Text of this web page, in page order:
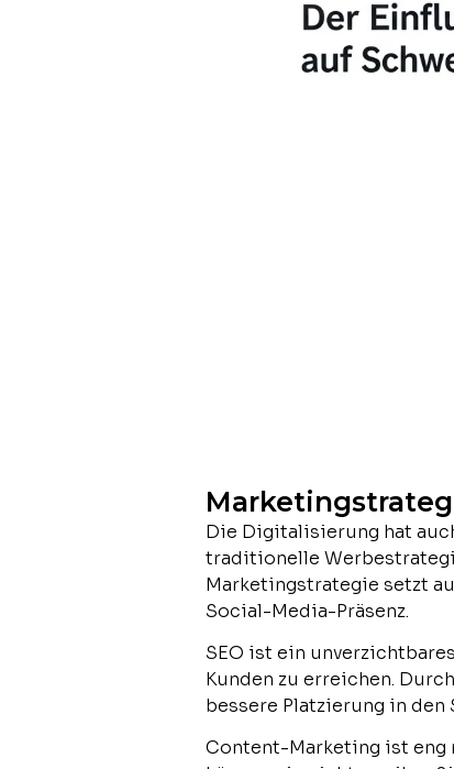
Die Digitalisierung hat
traditionelle
Marketingstrategie setzt
Social-Media-Präsenz.
SEO ist ein
Kunden zu erreichen.
bessere Platzierung in
Content-Marketing ist eng